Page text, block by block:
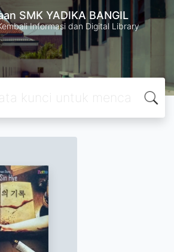
SMK YADIKA BANGIL
Informasi dan Digital Library